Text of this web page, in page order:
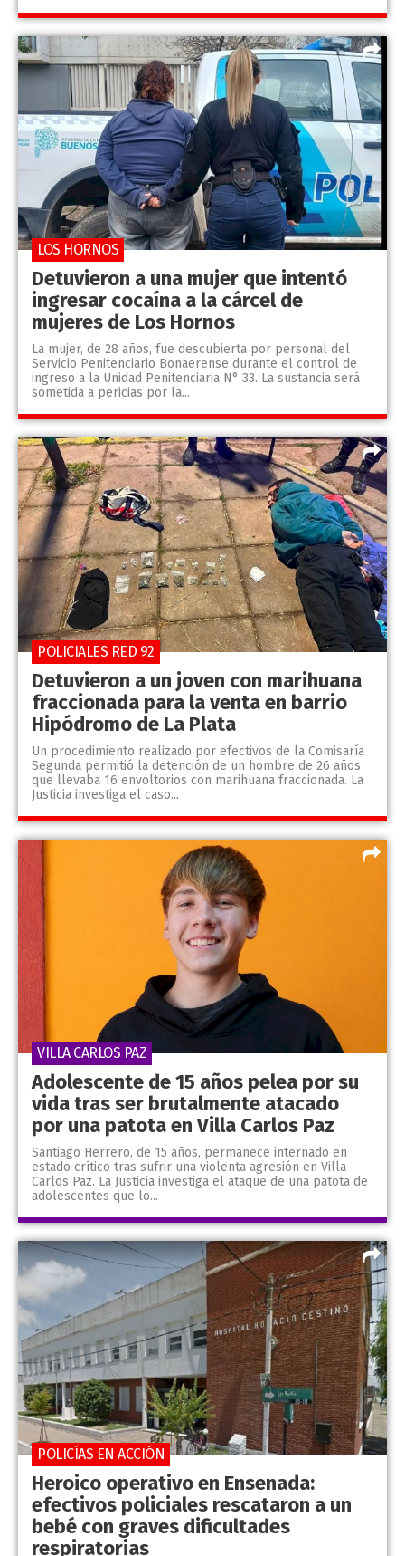
Detuvieron a una mujer que intentó
ingresar cocaína a la cárcel de
mujeres de Los Hornos
La mujer, de 28 años, fue descubierta por personal del
Servicio Penitenciario Bonaerense durante el control de
ingreso a la Unidad Penitenciaria N° 33. La sustancia será
sometida a pericias por la...
LOS HORNOS
Detuvieron a un joven con marihuana
fraccionada para la venta en barrio
Hipódromo de La Plata
Un procedimiento realizado por efectivos de la Comisaría
Segunda permitió la detención de un hombre de 26 años
que llevaba 16 envoltorios con marihuana fraccionada. La
Justicia investiga el caso...
POLICIALES RED 92
Adolescente de 15 años pelea por su
vida tras ser brutalmente atacado
por una patota en Villa Carlos Paz
Santiago Herrero, de 15 años, permanece internado en
estado crítico tras sufrir una violenta agresión en Villa
Carlos Paz. La Justicia investiga el ataque de una patota de
adolescentes que lo...
VILLA CARLOS PAZ
Heroico operativo en Ensenada:
efectivos policiales rescataron a un
bebé con graves dificultades
respiratorias
POLICÍAS EN ACCIÓN